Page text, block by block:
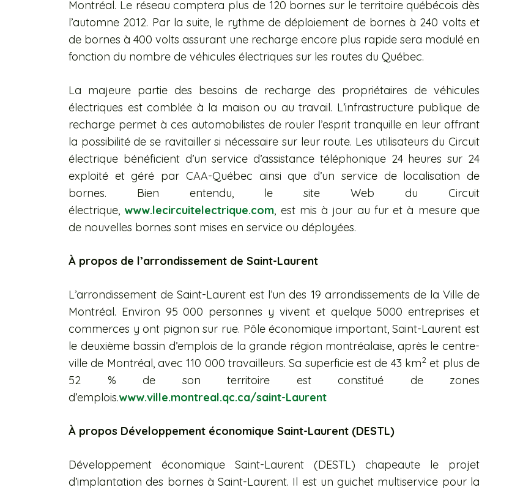
Montréal. Le réseau comptera plus de 120 bornes sur le territoire québécois dès
l’automne 2012. Par la suite, le rythme de déploiement de bornes à 240 volts et
de bornes à 400 volts assurant une recharge encore plus rapide sera modulé en
fonction du nombre de véhicules électriques sur les routes du Québec.
La majeure partie des besoins de recharge des propriétaires de véhicules
électriques est comblée à la maison ou au travail. L’infrastructure publique de
recharge permet à ces automobilistes de rouler l’esprit tranquille en leur offrant
la possibilité de se ravitailler si nécessaire sur leur route. Les utilisateurs du Circuit
électrique bénéficient d’un service d’assistance téléphonique 24 heures sur 24
exploité et géré par CAA-Québec ainsi que d’un service de localisation de
bornes. Bien entendu, le site Web du Circuit
électrique, www.lecircuitelectrique.com, est mis à jour au fur et à mesure que
de nouvelles bornes sont mises en service ou déployées.
À propos de l’arrondissement de Saint-Laurent
L’arrondissement de Saint-Laurent est l’un des 19 arrondissements de la Ville de
Montréal. Environ 95 000 personnes y vivent et quelque 5000 entreprises et
commerces y ont pignon sur rue. Pôle économique important, Saint-Laurent est
le deuxième bassin d’emplois de la grande région montréalaise, après le centre-
ville de Montréal, avec 110 000 travailleurs. Sa superficie est de 43 km2 et plus de
52 % de son territoire est constitué de zones
d’emplois.www.ville.montreal.qc.ca/saint-Laurent
À propos Développement économique Saint-Laurent (DESTL)
Développement économique Saint-Laurent (DESTL) chapeaute le projet
d’implantation des bornes à Saint-Laurent. Il est un guichet multiservice pour la